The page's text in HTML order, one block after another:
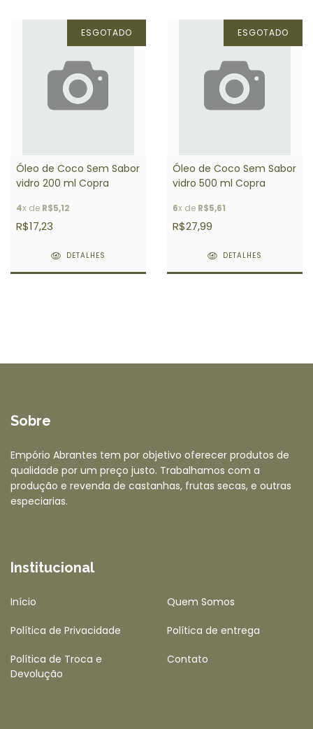
ESGOTADO
Óleo de Coco Sem Sabor
vidro 200 ml Copra
4x de R$5,12
R$17,23
DETALHES
ESGOTADO
Óleo de Coco Sem Sabor
vidro 500 ml Copra
6x de R$5,61
R$27,99
DETALHES
Sobre
Empório Abrantes tem por objetivo oferecer produtos de
qualidade por um preço justo. Trabalhamos com a
produção e revenda de castanhas, frutas secas, e outras
especiarias.
Institucional
Início Quem Somos
Política de Privacidade Política de entrega
Política de Troca e
Devolução
Contato